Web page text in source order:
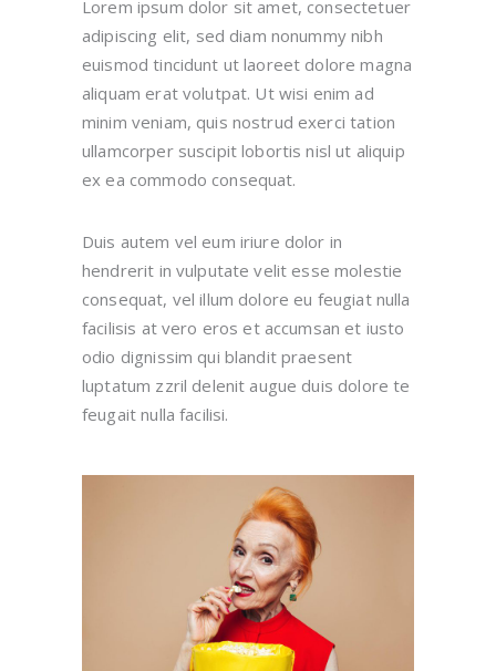
Lorem ipsum dolor sit amet, consectetuer
adipiscing elit, sed diam nonummy nibh
euismod tincidunt ut laoreet dolore magna
aliquam erat volutpat. Ut wisi enim ad
minim veniam, quis nostrud exerci tation
ullamcorper suscipit lobortis nisl ut aliquip
ex ea commodo consequat.
Duis autem vel eum iriure dolor in
hendrerit in vulputate velit esse molestie
consequat, vel illum dolore eu feugiat nulla
facilisis at vero eros et accumsan et iusto
odio dignissim qui blandit praesent
luptatum zzril delenit augue duis dolore te
feugait nulla facilisi.